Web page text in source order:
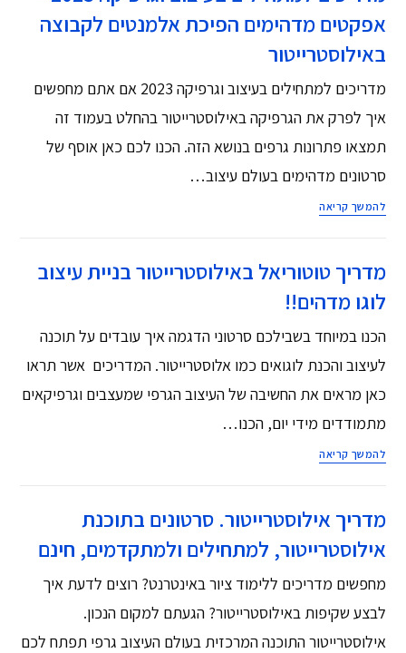
אפקטים מדהימים הפיכת אלמנטים לקבוצה
באילוסטרייטור
מדריכים למתחילים בעיצוב וגרפיקה 2023 אם אתם מחפשים
איך לפרק את הגרפיקה באילוסטרייטור בהחלט בעמוד זה
תמצאו פתרונות גרפים בנושא הזה. הכנו לכם כאן אוסף של
סרטונים מדהימים בעולם עיצוב…
להמשך קריאה
מדריך טוטוריאל באילוסטרייטור בניית עיצוב
לוגו מדהים!!
הכנו במיוחד בשבילכם סרטוני הדגמה איך עובדים על תוכנה
לעיצוב והכנת לוגואים כמו אלוסטרייטור. המדריכים אשר תראו
כאן מראים את החשיבה של העיצוב הגרפי שמעצבים וגרפיקאים
מתמודדים מידי יום, הכנו…
להמשך קריאה
מדריך אילוסטרייטור. סרטונים בתוכנת
אילוסטרייטור, למתחילים ולמתקדמים, חינם
מחפשים מדריכים ללימוד ציור באינטרנט? רוצים לדעת איך
לבצע שקיפות באילוסטרייטור? הגעתם למקום הנכון.
אילוסטרייטור התוכנה המרכזית בעולם העיצוב גרפי תפתח לכם